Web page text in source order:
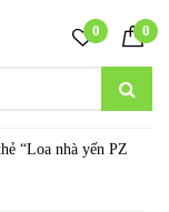
0 0
“Loa nhà yến PZ